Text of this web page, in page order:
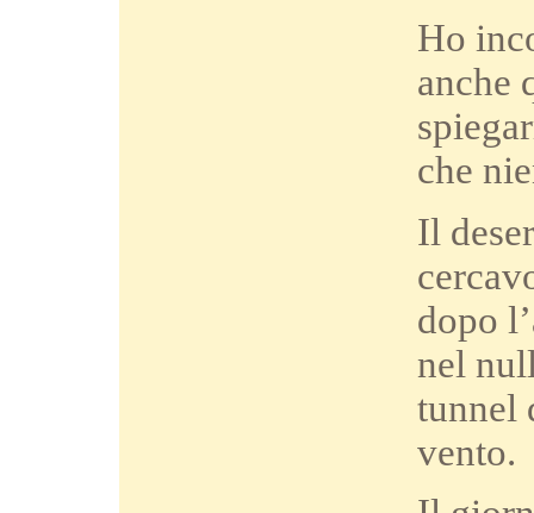
Ho
anche
che
Il
dopo
nel
tunnel
vento.